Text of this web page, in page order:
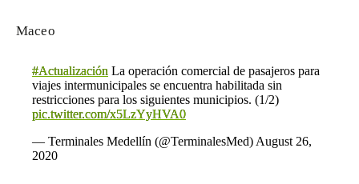
Масео
#Actualización La operación comercial de pasajeros para
viajes intermunicipales se encuentra habilitada sin
restricciones para los siguientes municipios. (1/2)
pic.twitter.com/x5LzYyHVA0
— Terminales Medellín (@TerminalesMed) August 26,
2020